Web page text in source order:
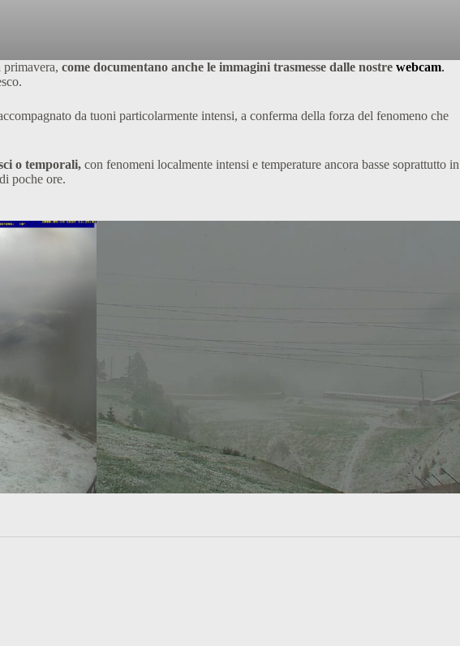
primavera, come documentano anche le immagini trasmesse dalle nostre webcam.
da tuoni particolarmente intensi, a conferma della forza del fenomeno che
o temporali, con fenomeni localmente intensi e temperature ancora basse soprattutto in
poche ore.